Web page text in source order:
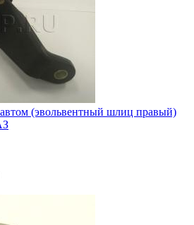
(эвольвентный шлиц правый)